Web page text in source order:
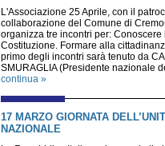
L'Associazione 25 Aprile, con il
collaborazione del Comune di
organizza tre incontri per: Conoscere
Costituzione. Formare alla
primo degli incontri sarà tenuto da
SMURAGLIA (Presidente nazionale
continua »
17 MARZO GIORNATA
NAZIONALE